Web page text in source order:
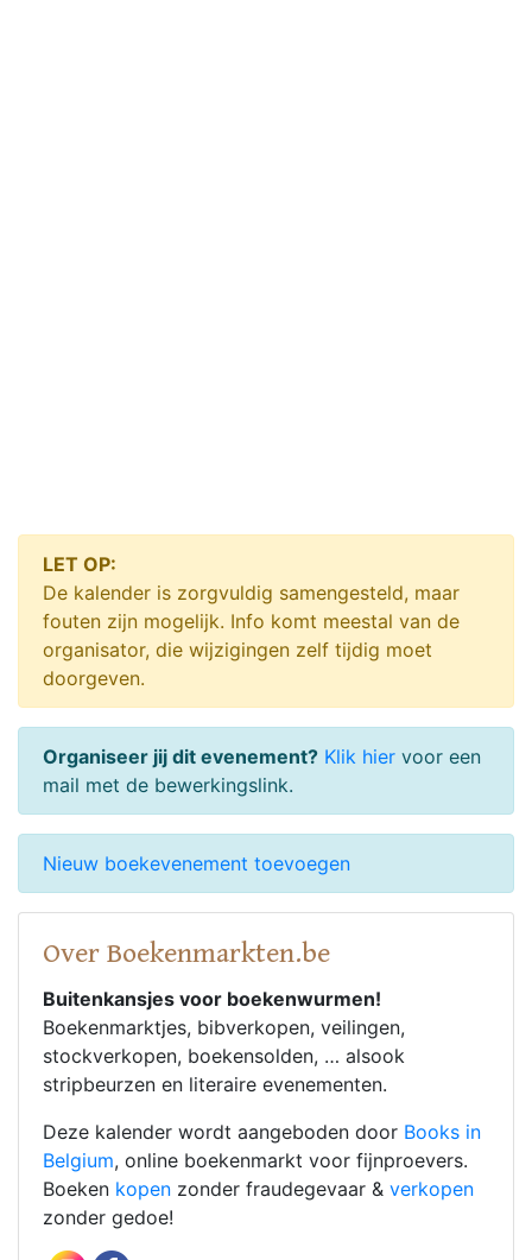
LET OP:
De kalender is zorgvuldig samengesteld, maar
fouten zijn mogelijk. Info komt meestal van de
organisator, die wijzigingen zelf tijdig moet
doorgeven.
Organiseer jij dit evenement? Klik hier voor een
mail met de bewerkingslink.
Nieuw boekevenement toevoegen
Over Boekenmarkten.be
Buitenkansjes voor boekenwurmen!
Boekenmarktjes, bibverkopen, veilingen,
stockverkopen, boekensolden, … alsook
stripbeurzen en literaire evenementen.
Deze kalender wordt aangeboden door Books in
Belgium, online boekenmarkt voor fijnproevers.
Boeken kopen zonder fraudegevaar & verkopen
zonder gedoe!